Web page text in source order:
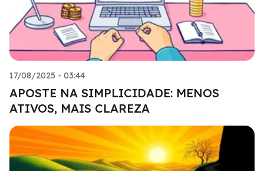
17/08/2025 - 03:44
APOSTE NA SIMPLICIDADE: MENOS
ATIVOS, MAIS CLAREZA